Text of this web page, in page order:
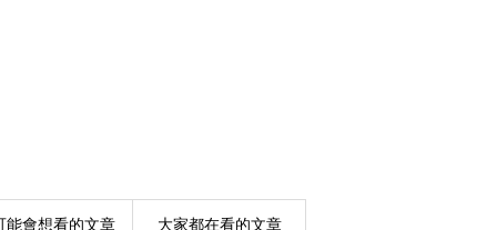
能會想看的文章 大家都在看的文章